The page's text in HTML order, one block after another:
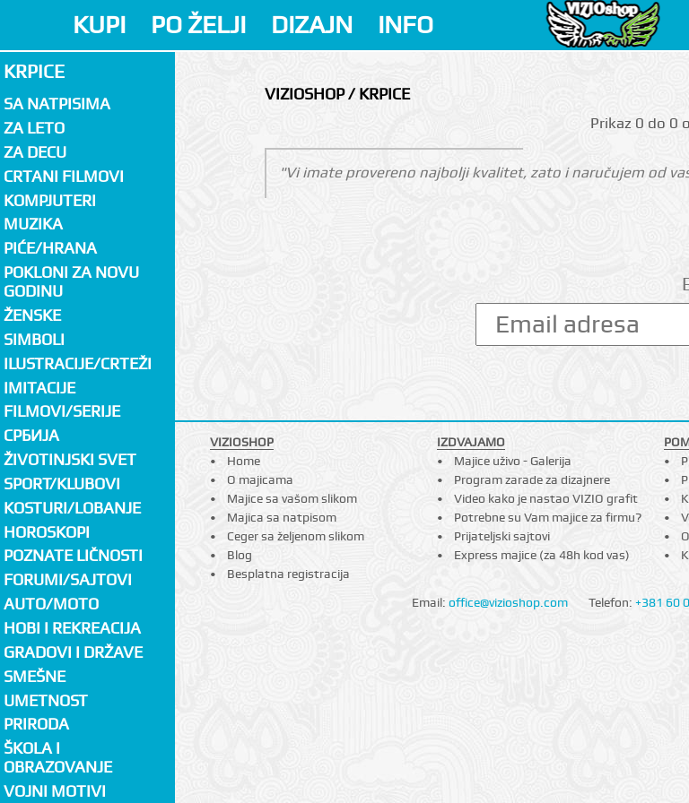
KUPI PO ŽELJI DIZAJN INFO
KRPICE
SA NATPISIMA
ZA LETO
ZA DECU
CRTANI FILMOVI
KOMPJUTERI
MUZIKA
PIĆE/HRANA
POKLONI ZA NOVU
GODINU
ŽENSKE
SIMBOLI
ILUSTRACIJE/CRTEŽI
IMITACIJE
FILMOVI/SERIJE
СРБИЈА
ŽIVOTINJSKI SVET
SPORT/KLUBOVI
KOSTURI/LOBANJE
HOROSKOPI
POZNATE LIČNOSTI
FORUMI/SAJTOVI
AUTO/MOTO
HOBI I REKREACIJA
GRADOVI I DRŽAVE
SMEŠNE
UMETNOST
PRIRODA
ŠKOLA I
OBRAZOVANJE
VOJNI MOTIVI
VIZIOSHOP / KRPICE
Prikаz 0 do 0
"Vi imate provereno najbolji kvalitet, zato i naručujem od
VIZIOSHOP
Home
O majicama
Majice sa vašom slikom
Majica sa natpisom
Ceger sa željenom slikom
Blog
Besplatna registracija
IZDVAJAMO
Majice uživo - Galerija
Program zarade za dizajnere
Video kako je nastao VIZIO grafit
Potrebne su Vam majice za firmu?
Prijateljski sajtovi
Express majice (za 48h kod vas)
Email: office@vizioshop.com Telefon: +381 60